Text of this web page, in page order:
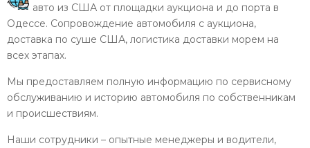
авто из США от площадки аукциона и до порта в
Одессе. Сопровождение автомобиля с аукциона,
доставка по суше США, логистика доставки морем на
всех этапах.
Мы предоставляем полную информацию по сервисному
обслуживанию и историю автомобиля по собственникам
и происшествиям.
Наши сотрудники – опытные менеджеры и водители,